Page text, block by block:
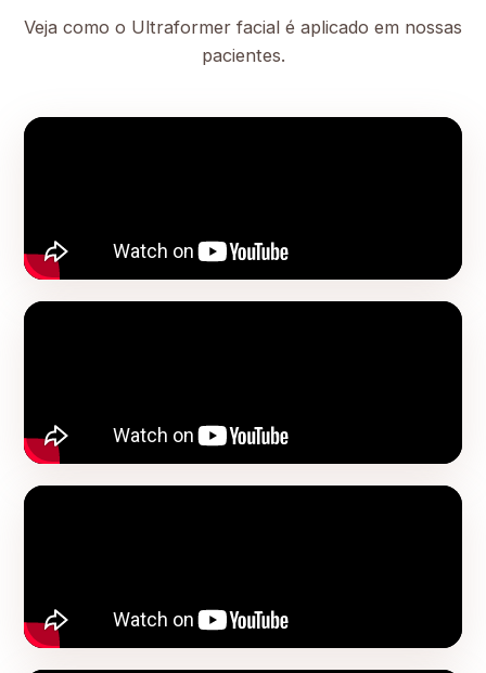
Veja como o Ultraformer facial é aplicado em nossas
pacientes.